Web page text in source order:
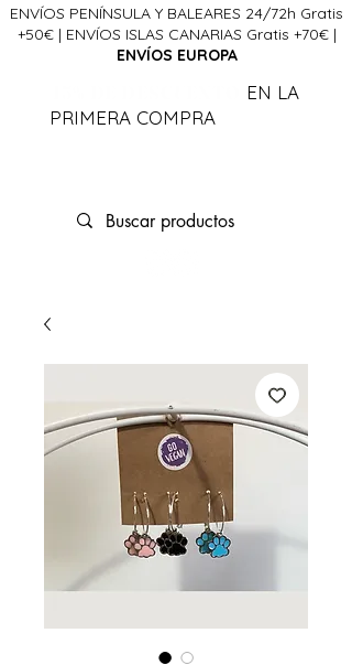
ENVÍOS PENÍNSULA Y BALEARES 24/72h Gratis
+50€ | ENVÍOS ISLAS CANARIAS Gratis +70€ |
ENVÍOS EUROPA
EN LA
PRIMERA COMPRA